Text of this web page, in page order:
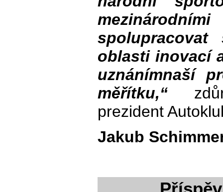
oblasti inovací
uznánímnaší
měřítku,“
prezident
Jakub